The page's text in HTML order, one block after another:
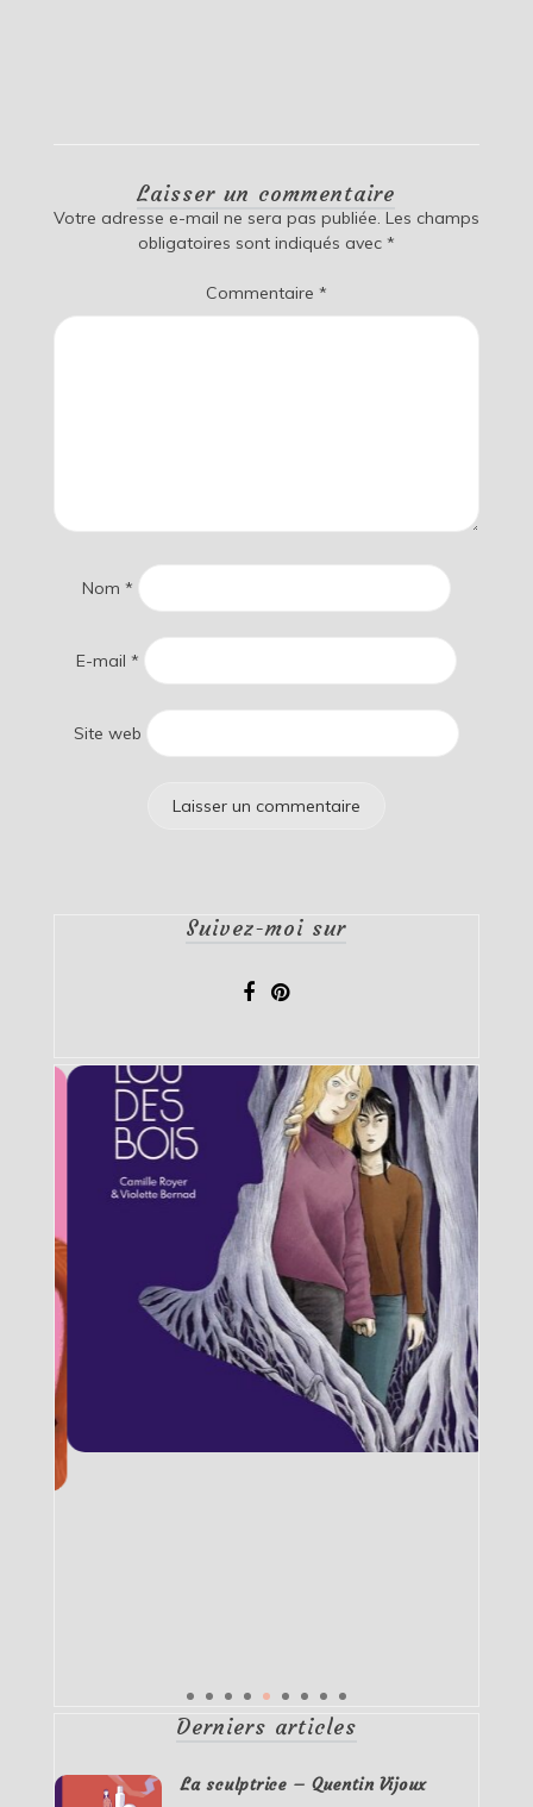
Laisser un commentaire
Votre adresse e-mail ne sera pas publiée. Les champs
obligatoires sont indiqués avec *
Commentaire *
Nom *
E-mail *
Site web
Suivez-moi sur
Derniers articles
La sculptrice – Quentin Vijoux